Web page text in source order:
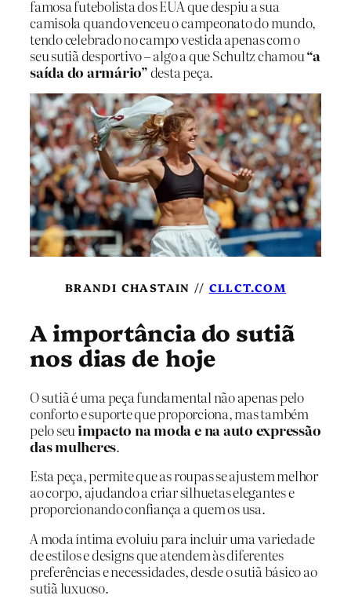
famosa futebolista dos EUA que despiu a sua
camisola quando venceu o campeonato do mundo,
tendo celebrado no campo vestida apenas com o
seu sutiã desportivo – algo a que Schultz chamou“a
saída do armário”desta peça.
BRANDI CHASTAIN // CLLCT.COM
A importância do sutiã
nos dias de hoje
O sutiã é uma peça fundamental não apenas pelo
conforto e suporte que proporciona, mas também
pelo seuimpacto na moda e na auto expressão
das mulheres.
Esta peça, permite que as roupas se ajustem melhor
ao corpo, ajudando a criar silhuetas elegantes e
proporcionando confiança a quem os usa.
A moda íntima evoluiu para incluir uma variedade
de estilos e designs que atendem às diferentes
preferências e necessidades, desde o sutiã básico ao
sutiã luxuoso.